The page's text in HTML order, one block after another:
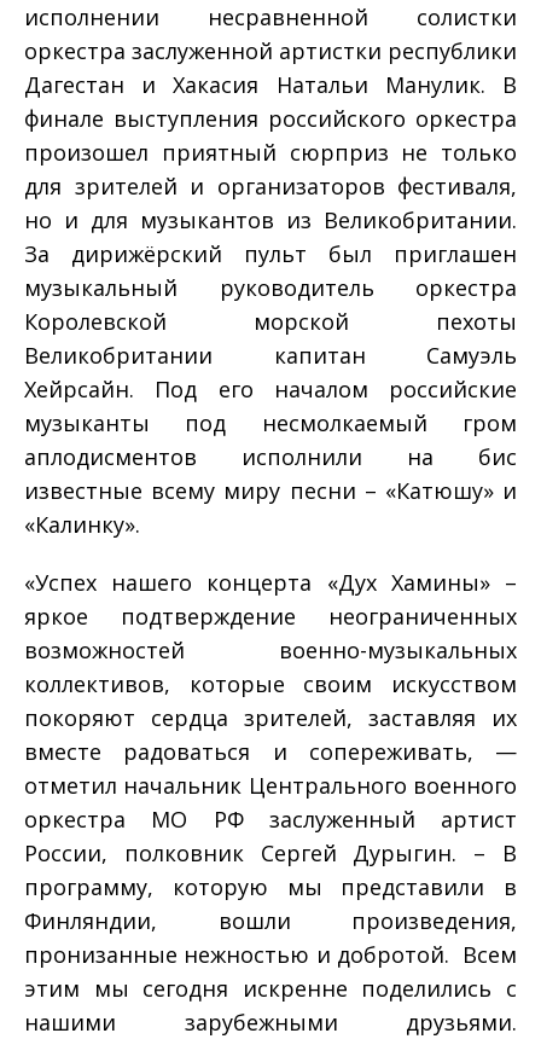
исполнении несравненной солистки
оркестра заслуженной артистки республики
Дагестан и Хакасия Натальи Манулик. В
финале выступления российского оркестра
произошел приятный сюрприз не только
для зрителей и организаторов фестиваля,
но и для музыкантов из Великобритании.
За дирижёрский пульт был приглашен
музыкальный руководитель оркестра
Королевской морской пехоты
Великобритании капитан Самуэль
Хейрсайн. Под его началом российские
музыканты под несмолкаемый гром
аплодисментов исполнили на бис
известные всему миру песни – «Катюшу» и
«Калинку».
«Успех нашего концерта «Дух Хамины» –
яркое подтверждение неограниченных
возможностей военно-музыкальных
коллективов, которые своим искусством
покоряют сердца зрителей, заставляя их
вместе радоваться и сопереживать, —
отметил начальник Центрального военного
оркестра МО РФ заслуженный артист
России, полковник Сергей Дурыгин. – В
программу, которую мы представили в
Финляндии, вошли произведения,
пронизанные нежностью и добротой. Всем
этим мы сегодня искренне поделились с
нашими зарубежными друзьями.